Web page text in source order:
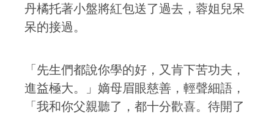
丹橘托著小盤將紅包送了過去，蓉姐兒呆
呆的接過。
「先生們都說你學的好，又肯下苦功夫，
進益極大。」嫡母眉眼慈善，輕聲細語，
「我和你父親聽了，都十分歡喜。待開了